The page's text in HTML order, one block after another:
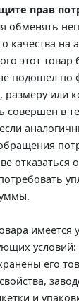
прав
обменять
качества на
этот
подошел по
размеру или
в
отказаться
имеется
условий:
его
и